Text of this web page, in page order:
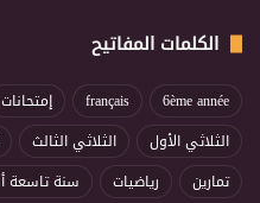
الكلمات المفاتيح
6ème année
français إمتحانات
الثلاثي الأول
الثلاثي الثالث
تمارين
رياضيات سنة